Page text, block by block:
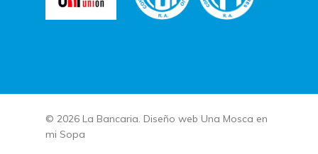
© 2026 La Bancaria. Diseño web Una Mosca en
mi Sopa